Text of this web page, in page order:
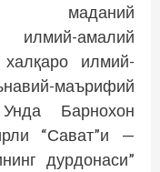
маданий
амалий
халқаро илмий-
маърифий
Барнохон
“Сават”и —
дурдонаси”